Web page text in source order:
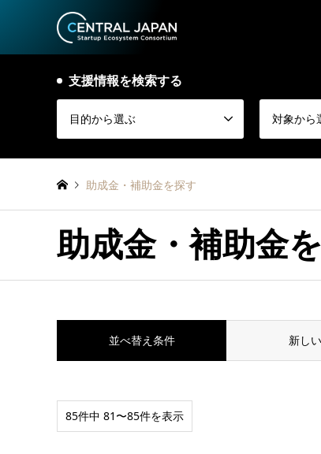
支援情報を検索する
目的から選ぶ 対象から
助成金・補助金を探す
助成金・補助金
並べ替え条件 新し
85件中 81〜85件を表示